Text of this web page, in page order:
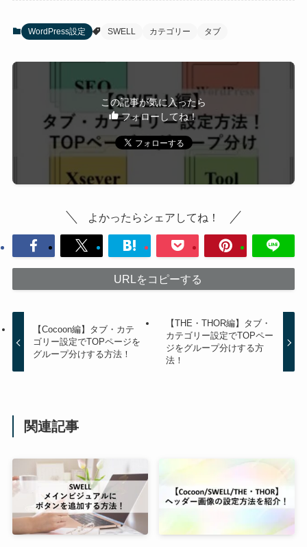
WordPress設定 SWELL カテゴリー タブ
この記事が気に入ったら
フォローしてね！
よかったらシェアしてね！
URLをコピーする
【Cocoon編】タブ・カテ
ゴリー設定でTOPページを
グループ分けする方法！
【THE・THOR編】タブ・
カテゴリー設定でTOPペー
ジをグループ分けする方
法！
関連記事